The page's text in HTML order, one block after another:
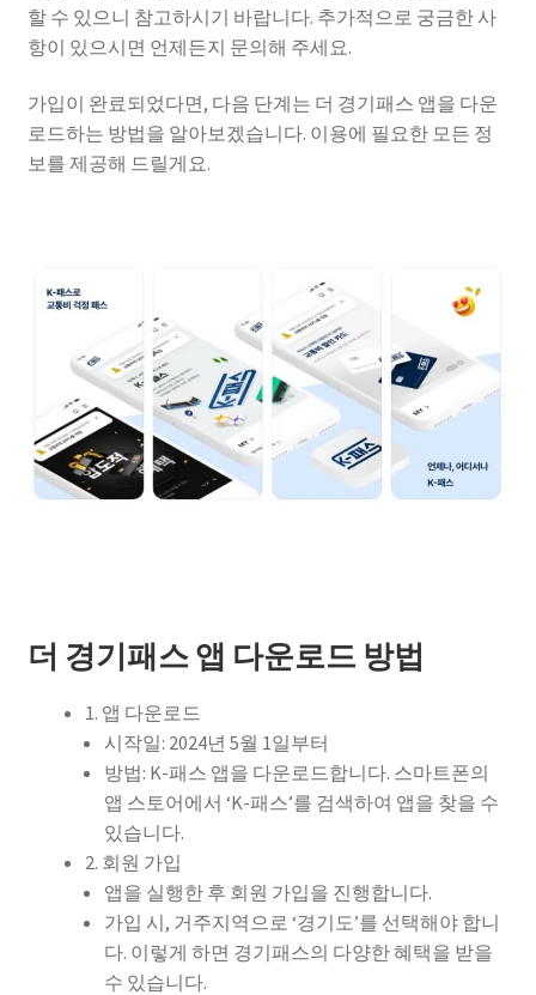
할 수 있으니 참고하시기 바랍니다. 추가적으로 궁금한 사
항이 있으시면 언제든지 문의해 주세요.
가입이 완료되었다면, 다음 단계는 더 경기패스 앱을 다운
로드하는 방법을 알아보겠습니다. 이용에 필요한 모든 정
보를 제공해 드릴게요.
더 경기패스 앱 다운로드 방법
1. 앱 다운로드
시작일: 2024년 5월 1일부터
방법: K-패스 앱을 다운로드합니다. 스마트폰의
앱 스토어에서 ‘K-패스’를 검색하여 앱을 찾을 수
있습니다.
2. 회원 가입
앱을 실행한 후 회원 가입을 진행합니다.
가입 시, 거주지역으로 ‘경기도’를 선택해야 합니
다. 이렇게 하면 경기패스의 다양한 혜택을 받을
수 있습니다.